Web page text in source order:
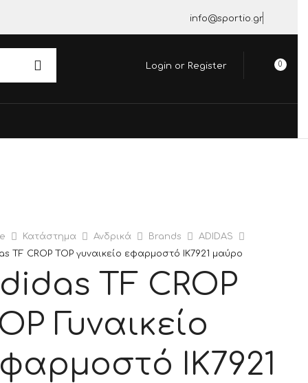
info@sportio.gr
Login or Register 0
Κατάστημα Ανδρικά Brands
ADIDAS
TF CROP TOP γυναικείο εφαρμοστό IK7921 μαύρο
TF CROP
Γυναικείο
IK7921